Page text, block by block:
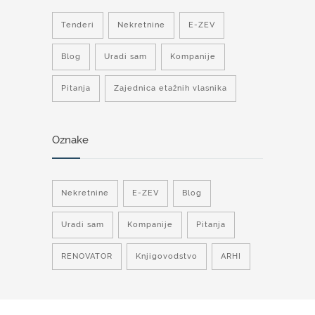
Tenderi Nekretnine E-ZEV
Blog Uradi sam Kompanije
Pitanja Zajednica etažnih vlasnika
Oznake
Nekretnine E-ZEV Blog
Uradi sam Kompanije Pitanja
RENOVATOR Knjigovodstvo ARHI